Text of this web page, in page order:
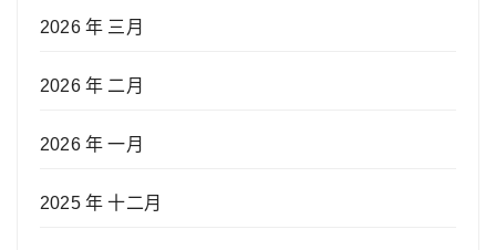
2026 年 三月
2026 年 二月
2026 年 一月
2025 年 十二月